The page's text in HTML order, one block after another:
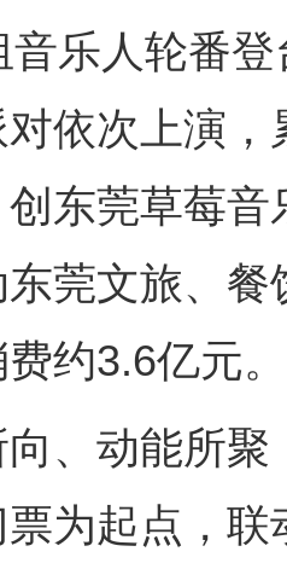
音乐人轮番
依次上演
东莞草莓
莞文旅、
约3.6亿元。
动能所聚
为起点，联